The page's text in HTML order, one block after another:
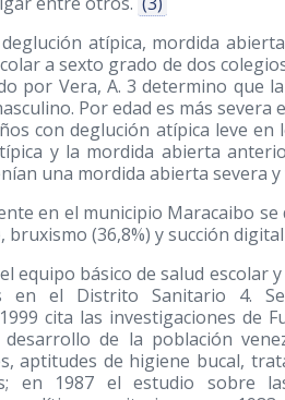
atípica, mordida
a sexto grado de dos
por Vera, A. 3 determino que
Por edad es más severa
con deglución atípica leve en
y la mordida abierta
una mordida abierta severa y
en el municipio Maracaibo
bruxismo (36,8%) y succión digital
equipo básico de salud escolar
en el Distrito Sanitario 4.
cita las investigaciones de
de la población
aptitudes de higiene bucal,
en 1987 el estudio sobre